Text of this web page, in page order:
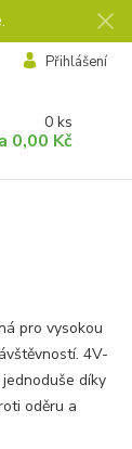
Přihlášení
0 ks
0,00 Kč
pro vysokou
4V-
díky
oděru a